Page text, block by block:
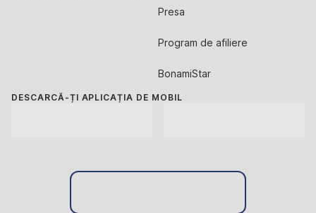
Presa
Program de afiliere
BonamiStar
DESCARCĂ-ȚI APLICAȚIA DE MOBIL